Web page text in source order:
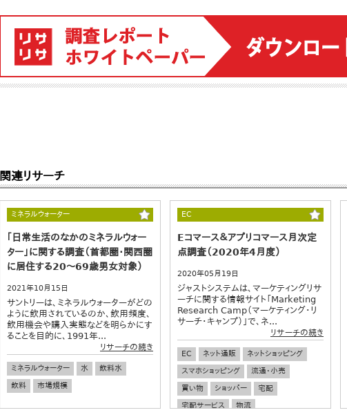
関連リサーチ
ミネラルウォーター
｢日常生活のなかのミネラルウォー
ター」に関する調査（首都圏・関西圏
に居住する20～69歳男女対象）
2021年10月15日
サントリーは、ミネラルウォーターがどの
ように飲用されているのか、飲用頻度、
飲用機会や購入実態などを明らかにす
ることを目的に、1991年...
リサーチの続き
ミネラルウォーター 水
飲料水
飲料
市場規模
EC
Eコマース＆アプリコマース月次定
点調査（2020年4月度）
2020年05月19日
ジャストシステムは、マーケティングリサ
ーチに関する情報サイト「Marketing
Research Camp（マーケティング・リ
サーチ・キャンプ）」で、ネ...
リサーチの続き
EC ネット通販
ネットショッピング
スマホショッピング
流通・小売
買い物
ショッパー
宅配
宅配サービス
物流